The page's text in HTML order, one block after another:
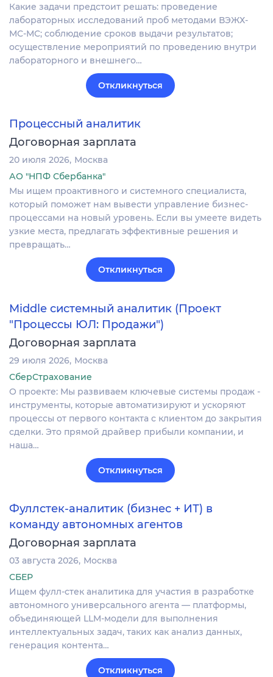
Какие задачи предстоит решать: проведение
лабораторных исследований проб методами ВЭЖХ-
МС-МС; соблюдение сроков выдачи результатов;
осуществление мероприятий по проведению внутри
лабораторного и внешнего…
Откликнуться
Процессный аналитик
Договорная зарплата
20 июля 2026 Москва
АО "НПФ Сбербанка"
Мы ищем проактивного и системного специалиста,
который поможет нам вывести управление бизнес-
процессами на новый уровень. Если вы умеете видеть
узкие места, предлагать эффективные решения и
превращать…
Откликнуться
Middle системный аналитик (Проект
"Процессы ЮЛ: Продажи")
Договорная зарплата
29 июля 2026 Москва
СберСтрахование
О проекте: Мы развиваем ключевые системы продаж -
инструменты, которые автоматизируют и ускоряют
процессы от первого контакта с клиентом до закрытия
сделки. Это прямой драйвер прибыли компании, и
наша…
Откликнуться
Фуллстек-аналитик (бизнес + ИТ) в
команду автономных агентов
Договорная зарплата
03 августа 2026 Москва
СБЕР
Ищем фулл-стек аналитика для участия в разработке
автономного универсального агента — платформы,
объединяющей LLM-модели для выполнения
интеллектуальных задач, таких как анализ данных,
генерация контента…
Откликнуться